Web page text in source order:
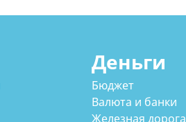
Деньги
Бюджет
Валюта и банки
Железная дорога